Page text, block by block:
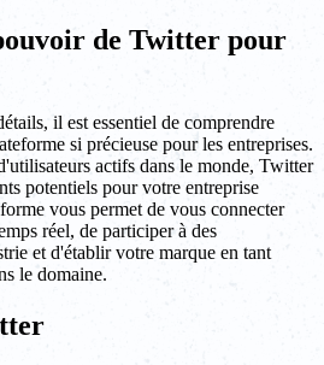
de Twitter pour
il est essentiel de comprendre
si précieuse pour les entreprises.
actifs dans le monde, Twitter
potentiels pour votre entreprise
vous permet de vous connecter
réel, de participer à des
et d'établir votre marque en tant
le domaine.